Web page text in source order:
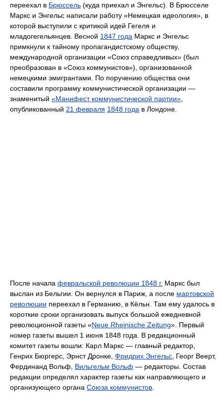
переехал в Брюссель (куда приехал и Энгельс). В Брюсселе
Маркс и Энгельс написали работу «Немецкая идеология», в
которой выступили с критикой идей Гегеля и
младогегельянцев. Весной 1847 года Маркс и Энгельс
примкнули к тайному пропагандистскому обществу,
международной организации «Союз справедливых» (был
преобразован в «Союз коммунистов»), организованной
немецкими эмигрантами. По поручению общества они
составили программу коммунистической организации —
знаменитый «Манифест коммунистической партии»
опубликованный 21 февраля 1848 года в Лондоне.
После начала февральской революции 1848 г. Маркс был
выслан из Бельгии. Он вернулся в Париж, а после мартовской
революции переехал в Германию, в Кёльн. Там ему удалось в
короткие сроки организовать выпуск большой ежедневной
революционной газеты «Neue Rheinische Zeitung». Первый
номер газеты вышел 1 июня 1848 года. В редакционный
комитет газеты вошли: Карл Маркс — главный редактор,
Генрих Бюргерс, Эрнст Дронке, Фридрих Энгельс , Георг Веерт,
Фердинанд Вольф, Вильгельм Вольф — редакторы. Состав
редакции определял характер газеты как направляющего и
организующего органа Союза коммунистов